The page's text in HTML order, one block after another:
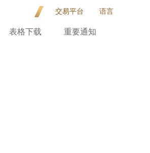
交易平台 语言
表格下载 重要通知